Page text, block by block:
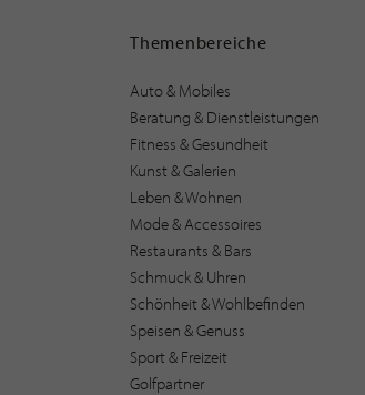
Themenbereiche
Auto & Mobiles
Beratung & Dienstleistungen
Fitness & Gesundheit
Kunst & Galerien
Leben & Wohnen
Mode & Accessoires
Restaurants & Bars
Schmuck & Uhren
Schönheit & Wohlbefinden
Speisen & Genuss
Sport & Freizeit
Golfpartner